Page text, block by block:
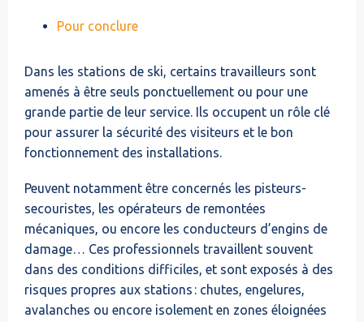
Pour conclure
Dans les stations de ski, certains travailleurs sont
amenés à être seuls ponctuellement ou pour une
grande partie de leur service. Ils occupent un rôle clé
pour assurer la sécurité des visiteurs et le bon
fonctionnement des installations.
Peuvent notamment être concernés les pisteurs-
secouristes, les opérateurs de remontées
mécaniques, ou encore les conducteurs d’engins de
damage… Ces professionnels travaillent souvent
dans des conditions difficiles, et sont exposés à des
risques propres aux stations : chutes, engelures,
avalanches ou encore isolement en zones éloignées